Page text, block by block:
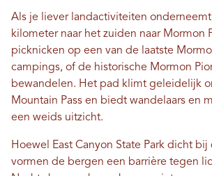
Als je liever landactiviteiten
kilometer naar het zuiden naar Mormon
picknicken op een van de laatste
campings, of de historische Mormon
bewandelen. Het pad klimt geleidelijk
Mountain Pass en biedt wandelaars en
een weids uitzicht.
Hoewel East Canyon State Park dicht
vormen de bergen een barrière tegen